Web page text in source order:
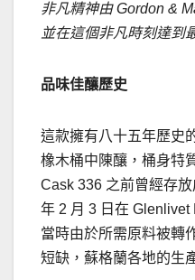
非凡精神由 Gordon &
並在這個非凡時刻達到
品味佳釀歷史
這款擁有八十五年歷史
橡木桶中陳釀，桶身特
Cask 336 之前曾經存
年 2 月 3 日在 Glenlivet
當時由於所需原料被轉
短缺，蘇格蘭各地的生